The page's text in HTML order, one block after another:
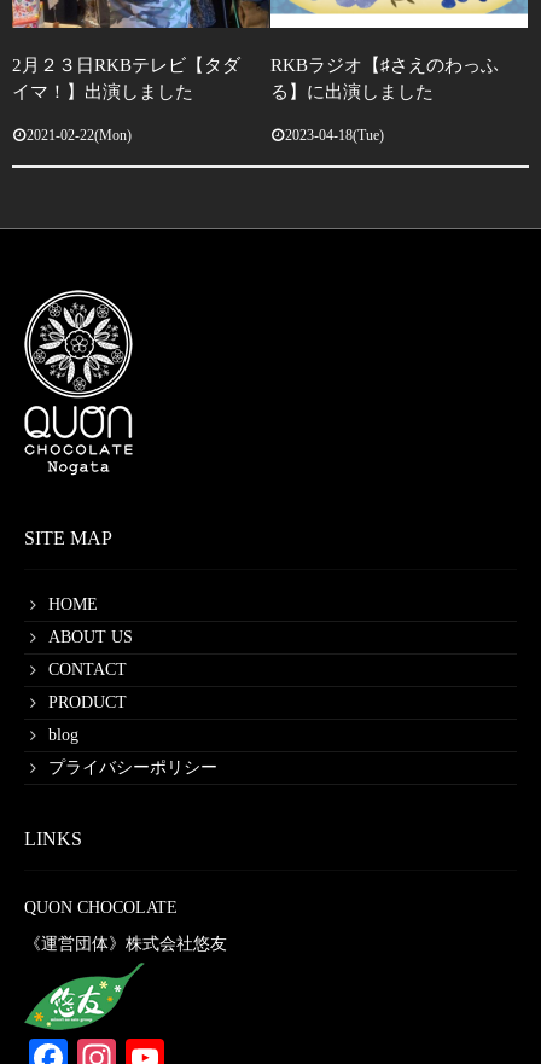
2月２３日RKBテレビ【タダ
イマ！】出演しました
2021-02-22(Mon)
RKBラジオ【♯さえのわっふ
る】に出演しました
2023-04-18(Tue)
SITE MAP
HOME
ABOUT US
CONTACT
PRODUCT
blog
プライバシーポリシー
LINKS
QUON CHOCOLATE
《運営団体》株式会社悠友